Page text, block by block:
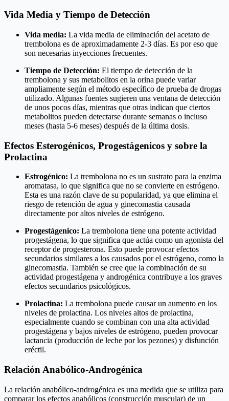
Vida Media y Tiempo de Detección
Vida media: La vida media de eliminación del acetato de
trembolona es de aproximadamente 2-3 días. Es por eso que
son necesarias inyecciones frecuentes.
Tiempo de Detección: El tiempo de detección de la
trembolona y sus metabolitos en la orina puede variar
ampliamente según el método específico de prueba de drogas
utilizado. Algunas fuentes sugieren una ventana de detección
de unos pocos días, mientras que otras indican que ciertos
metabolitos pueden detectarse durante semanas o incluso
meses (hasta 5-6 meses) después de la última dosis.
Efectos Esterogénicos, Progestágenicos y sobre la
Prolactina
Estrogénico: La trembolona no es un sustrato para la enzima
aromatasa, lo que significa que no se convierte en estrógeno.
Esta es una razón clave de su popularidad, ya que elimina el
riesgo de retención de agua y ginecomastia causada
directamente por altos niveles de estrógeno.
Progestágenico: La trembolona tiene una potente actividad
progestágena, lo que significa que actúa como un agonista del
receptor de progesterona. Esto puede provocar efectos
secundarios similares a los causados por el estrógeno, como la
ginecomastia. También se cree que la combinación de su
actividad progestágena y androgénica contribuye a los graves
efectos secundarios psicológicos.
Prolactina: La trembolona puede causar un aumento en los
niveles de prolactina. Los niveles altos de prolactina,
especialmente cuando se combinan con una alta actividad
progestágena y bajos niveles de estrógeno, pueden provocar
lactancia (producción de leche por los pezones) y disfunción
eréctil.
Relación Anabólico-Androgénica
La relación anabólico-androgénica es una medida que se utiliza para
comparar los efectos anabólicos (construcción muscular) de un